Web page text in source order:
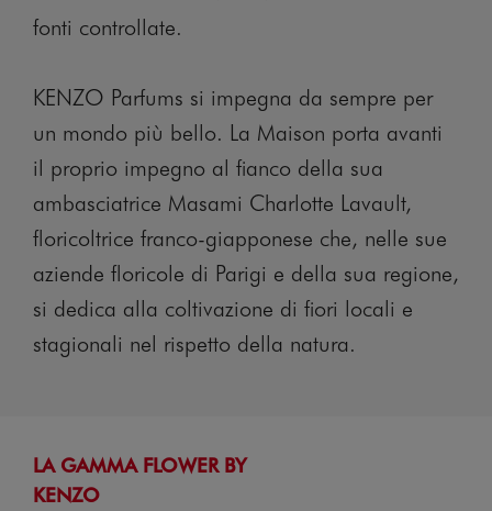
fonti controllate.
KENZO Parfums si impegna da sempre per
un mondo più bello. La Maison porta avanti
il proprio impegno al fianco della sua
ambasciatrice Masami Charlotte Lavault,
floricoltrice franco-giapponese che, nelle sue
aziende floricole di Parigi e della sua regione,
si dedica alla coltivazione di fiori locali e
stagionali nel rispetto della natura.
LA GAMMA FLOWER BY
KENZO